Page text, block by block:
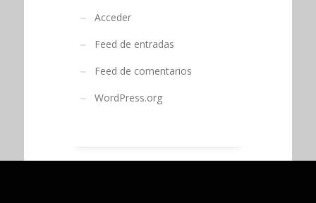
Acceder
Feed de entradas
Feed de comentarios
WordPress.org